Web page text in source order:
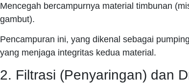
Mencegah bercampurnya material timbunan
gambut).
Pencampuran ini, yang dikenal sebagai
yang menjaga integritas kedua material.
2. Filtrasi (Penyaringan) dan